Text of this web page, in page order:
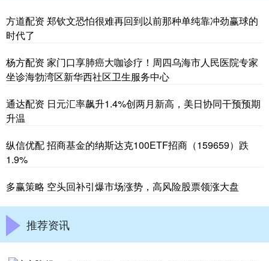
方道配资 郑钦文恐怕很难再回到以前那种单纯靠冲劲赢球的
时代了
杨方配资 家门口享肺癌大咖诊疗！周四乌海市人民医院专家
坐诊海勃湾区新华西社区卫生服务中心
通达配资 日元汇率飙升1.4%创两月新高，美日协同干预预期
升温
纵信优配 招商基金的纳斯达克100ETF招商（159659）跌
1.9%
多赢策略 空头回补引爆市场涨势，高风险股票领涨大盘
推荐资讯